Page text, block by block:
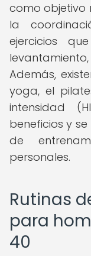
como objetivo
la
ejercicios
Además,
yoga, el
intensidad
beneficios y
de
personales.
Rutinas
para
40